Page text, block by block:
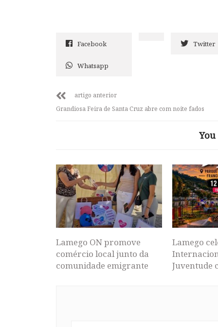
Facebook Twitter
Whatsapp
artigo anterior
Grandiosa Feira de Santa Cruz abre com noite fados
Lamego ON promove
comércio local junto da
comunidade emigrante
Lamego
Juventude